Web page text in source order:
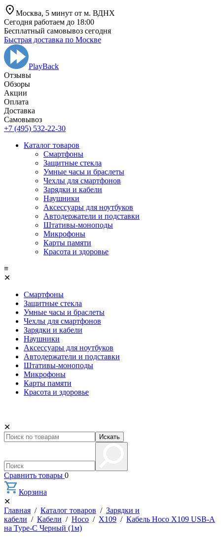
Москва, 5 минут от м. ВДНХ
Сегодня работаем до 18:00
Бесплатный самовывоз сегодня
Быстрая доставка по Москве
PlayBack
Отзывы
Обзоры
Aкции
Оплата
Доставка
Самовывоз
+7 (495) 532-22-30
Каталог товаров
Смартфоны
Защитные стекла
Умные часы и браслеты
Чехлы для смартфонов
Зарядки и кабели
Наушники
Аксессуары для ноутбуков
Автодержатели и подставки
Штативы-моноподы
Микрофоны
Карты памяти
Красота и здоровье
≡
✕
Смартфоны
Защитные стекла
Умные часы и браслеты
Чехлы для смартфонов
Зарядки и кабели
Наушники
Аксессуары для ноутбуков
Автодержатели и подставки
Штативы-моноподы
Микрофоны
Карты памяти
Красота и здоровье
✕
Искать
Сравнить товары 0
Корзина
✕
Главная / Каталог товаров / Зарядки и
кабели / Кабели / Hoco / X109 / Кабель Hoco X109 USB-A
на Type-C Черный (1м)